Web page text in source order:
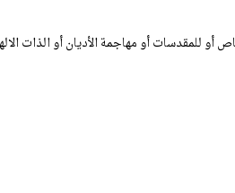
أو للمقدسات أو مهاجمة الأديان أو الذات